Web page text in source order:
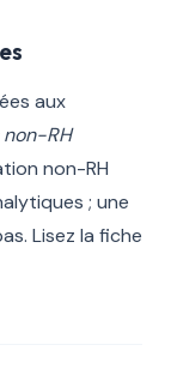
aux
RH
non-RH
; une
Lisez la fiche